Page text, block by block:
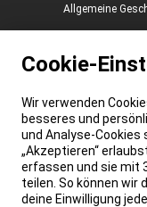
Allgemeine
Cookie-
Wir verwenden
besseres und
und Analyse-Cookies
„Akzeptieren“
erfassen und sie mit
teilen. So können wir
deine Einwilligung